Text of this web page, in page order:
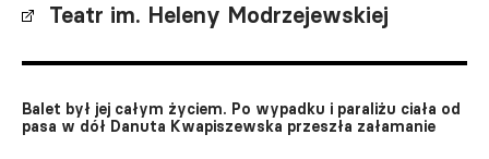
Teatr im. Heleny Modrzejewskiej
Balet był jej całym życiem. Po wypadku i paraliżu ciała od
pasa w dół Danuta Kwapiszewska przeszła załamanie